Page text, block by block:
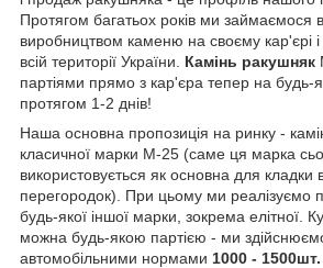
Протягом багатьох років ми займаємося
виробництвом каменю на своєму кар'єрі і
всій території України. Камінь ракушняк
партіями прямо з кар'єра тепер на будь-
протягом 1-2 днів!
Наша основна пропозиція на ринку -
класичної марки М-25 (саме ця марка
використовується як основна для кладки
перегородок). При цьому ми реалізуємо
будь-якої іншої марки, зокрема елітної.
можна будь-якою партією - ми
автомобільними нормами 1000 - 1500шт.